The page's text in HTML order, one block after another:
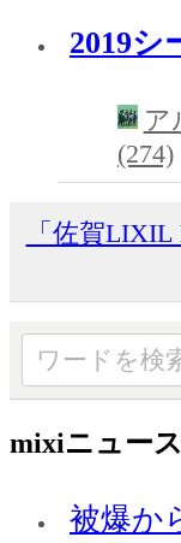
2019シ
ア
(274)
「佐賀
mixiニュース
被爆か